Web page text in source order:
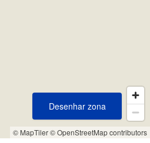
© MapTiler© OpenStreetMap contributors
Desenhar zona
Desenhar zona